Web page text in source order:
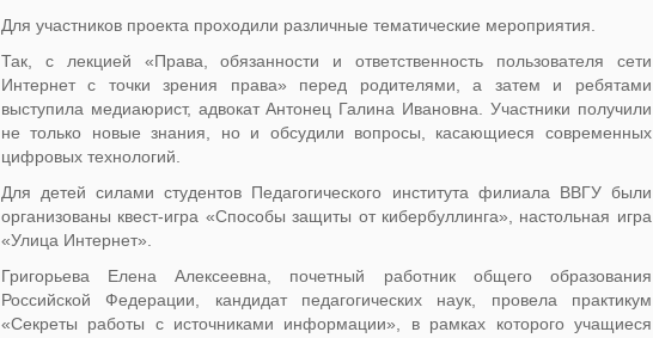
Для участников проекта проходили различные тематические мероприятия.
Так, с лекцией «Права, обязанности и ответственность пользователя сети
Интернет с точки зрения права» перед родителями, а затем и ребятами
выступила медиаюрист, адвокат Антонец Галина Ивановна. Участники получили
не только новые знания, но и обсудили вопросы, касающиеся современных
цифровых технологий.
Для детей силами студентов Педагогического института филиала ВВГУ были
организованы квест-игра «Способы защиты от кибербуллинга», настольная игра
«Улица Интернет».
Григорьева Елена Алексеевна, почетный работник общего образования
Российской Федерации, кандидат педагогических наук, провела практикум
«Секреты работы с источниками информации», в рамках которого учащиеся